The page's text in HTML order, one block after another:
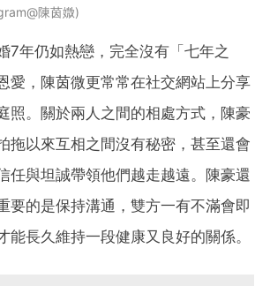
陳茵媺
7年仍如熱戀，完全沒有「七年之
愛，陳茵微更常常在社交網站上分享
照。關於兩人之間的相處方式，陳豪
拖以來互相之間沒有秘密，甚至還會
任與坦誠帶領他們越走越遠。陳豪還
要的是保持溝通，雙方一有不滿會即
能長久維持一段健康又良好的關係。